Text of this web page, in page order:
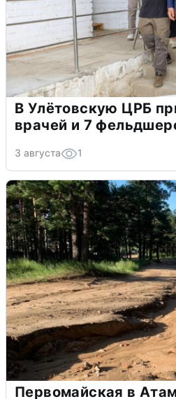
В Улётовскую ЦРБ
врачей и 7
3 августа 1
Первомайская в